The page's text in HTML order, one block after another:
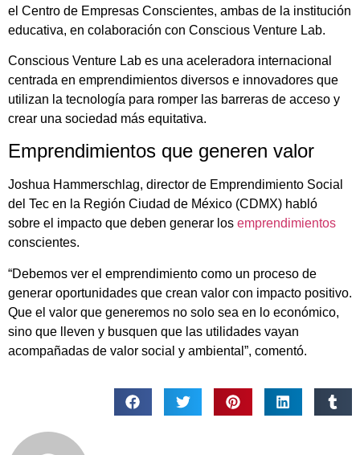
el Centro de Empresas Conscientes, ambas de la institución
educativa, en colaboración con Conscious Venture Lab.
Conscious Venture Lab es una aceleradora internacional
centrada en emprendimientos diversos e innovadores que
utilizan la tecnología para romper las barreras de acceso y
crear una sociedad más equitativa.
Emprendimientos que generen valor
Joshua Hammerschlag, director de Emprendimiento Social
del Tec en la Región Ciudad de México (CDMX) habló
sobre el impacto que deben generar los emprendimientos
conscientes.
“Debemos ver el emprendimiento como un proceso de
generar oportunidades que crean valor con impacto positivo.
Que el valor que generemos no solo sea en lo económico,
sino que lleven y busquen que las utilidades vayan
acompañadas de valor social y ambiental”, comentó.